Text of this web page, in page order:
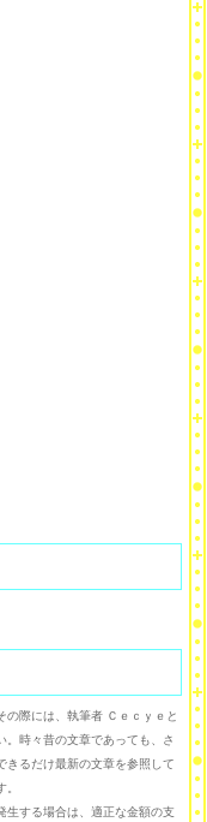
の際には、執筆者 Ｃｅｃｙｅと
。時々昔の文章であっても、さ
きるだけ最新の文章を参照して
生する場合は、適正な金額の支